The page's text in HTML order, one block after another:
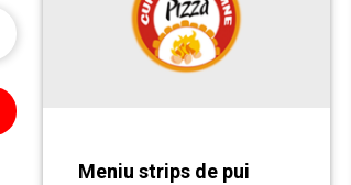
Meniu strips de pui